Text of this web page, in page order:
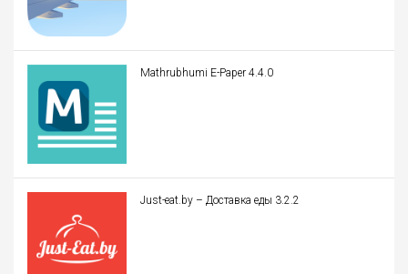
Mathrubhumi E-Paper 4.4.0
Just-eat.by – Доставка еды 3.2.2